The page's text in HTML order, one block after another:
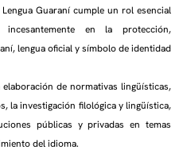
Guaraní cumple un rol esencial
en la protección,
lengua oficial y símbolo de identidad
de normativas lingüísticas,
la investigación filológica y lingüística,
públicas y privadas en temas
del idioma.